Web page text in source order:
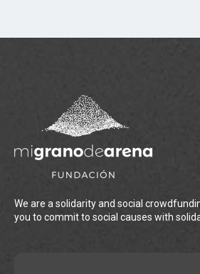
We are a solidarity and social
you to commit to social causes with